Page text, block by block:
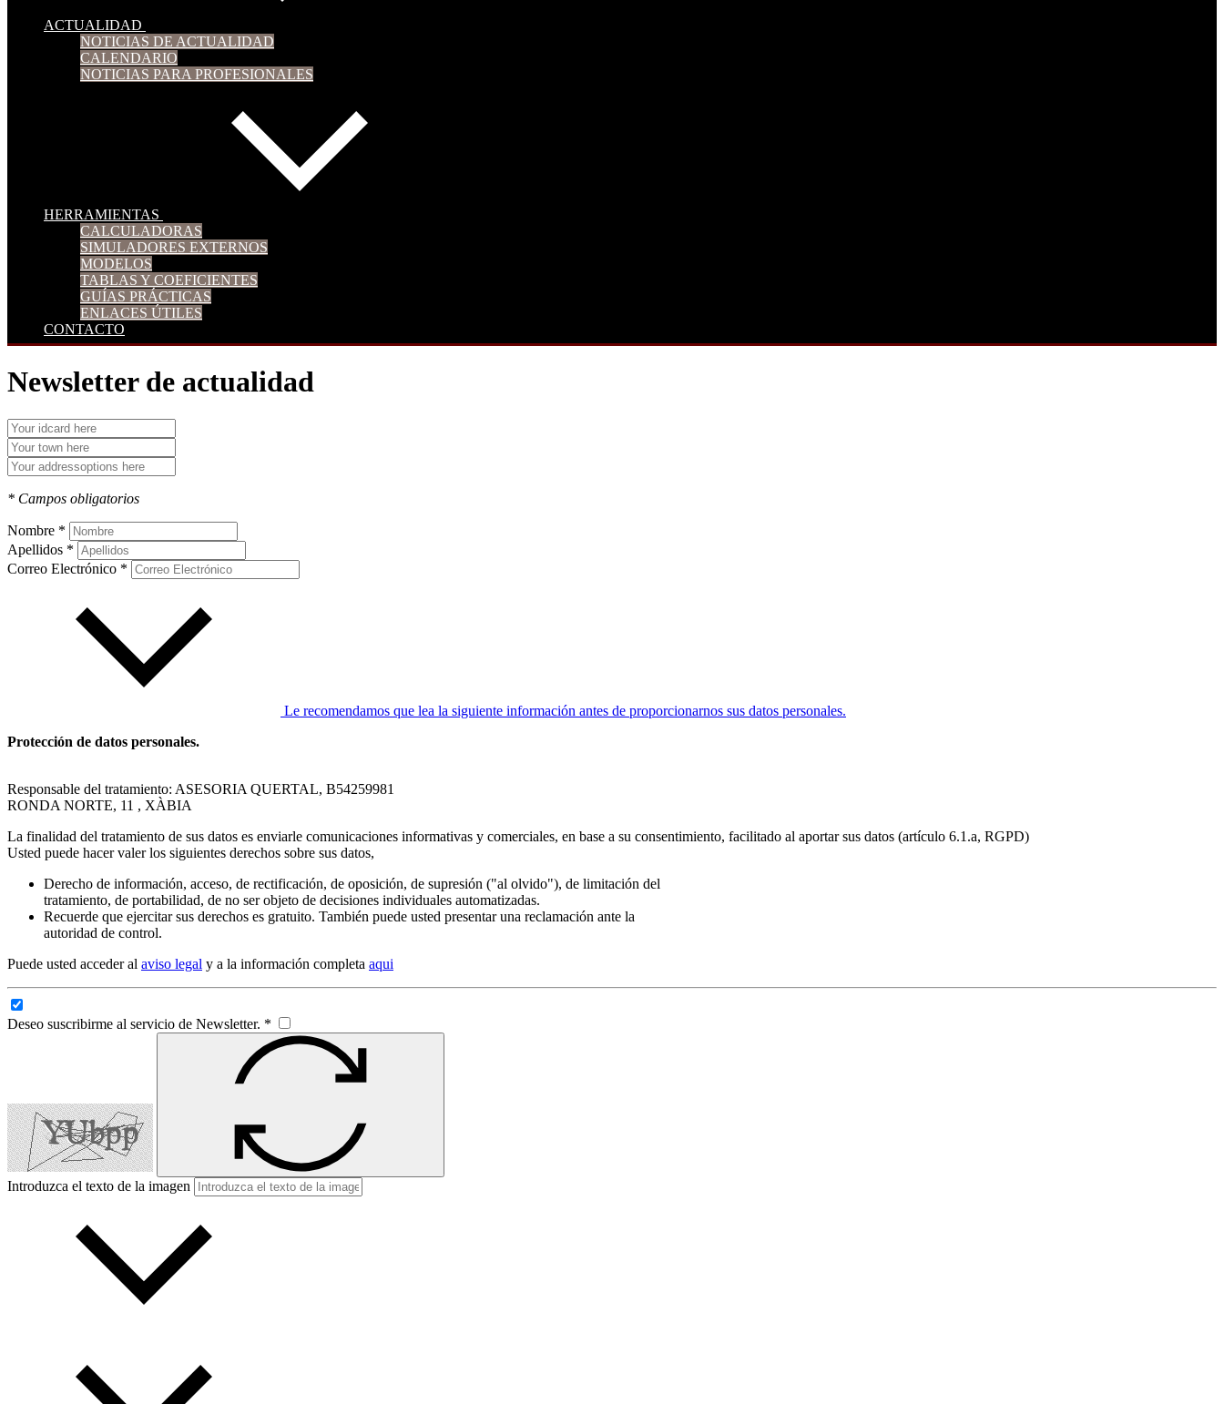
ACTUALIDAD
NOTICIAS DE ACTUALIDAD
CALENDARIO
NOTICIAS PARA PROFESIONALES
HERRAMIENTAS
CALCULADORAS
SIMULADORES EXTERNOS
MODELOS
TABLAS Y COEFICIENTES
GUÍAS PRÁCTICAS
ENLACES ÚTILES
CONTACTO
Newsletter de actualidad
* Campos obligatorios
Nombre *
Apellidos *
Correo Electrónico *
Le recomendamos que lea la siguiente información antes de proporcionarnos sus datos personales.
Protección de datos personales.
Responsable del tratamiento: ASESORIA QUERTAL, B54259981
RONDA NORTE, 11 , XÀBIA
La finalidad del tratamiento de sus datos es enviarle comunicaciones informativas y comerciales, en base a su consentimiento, facilitado al aportar sus datos (artículo 6.1.a, RGPD)
Usted puede hacer valer los siguientes derechos sobre sus datos,
Derecho de información, acceso, de rectificación, de oposición, de supresión ("al olvido"), de limitación del
tratamiento, de portabilidad, de no ser objeto de decisiones individuales automatizadas.
Recuerde que ejercitar sus derechos es gratuito. También puede usted presentar una reclamación ante la
autoridad de control.
Puede usted acceder al aviso legal y a la información completa aqui
Deseo suscribirme al servicio de Newsletter. *
Introduzca el texto de la imagen